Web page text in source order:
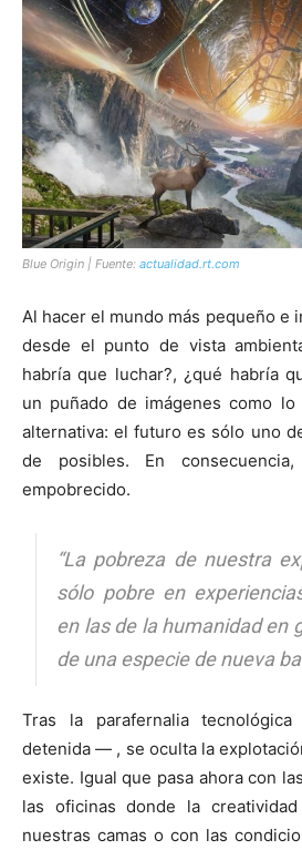
Blue Origin | Fuente: actualidad.rt.com
Al hacer el mundo más pequeño e
desde el punto de vista
habría que luchar?, ¿qué habría
un puñado de imágenes como
alternativa: el futuro es sólo uno
de posibles. En
empobrecido.
“La pobreza de nuestra
sólo pobre en
en las de la humanidad en
de una especie de nueva
Tras la parafernalia
detenida — , se oculta la
existe. Igual que pasa ahora con
las oficinas donde la
nuestras camas o con las